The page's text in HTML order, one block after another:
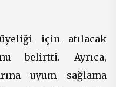
için atılacak
belirtti. Ayrıca,
uyum sağlama